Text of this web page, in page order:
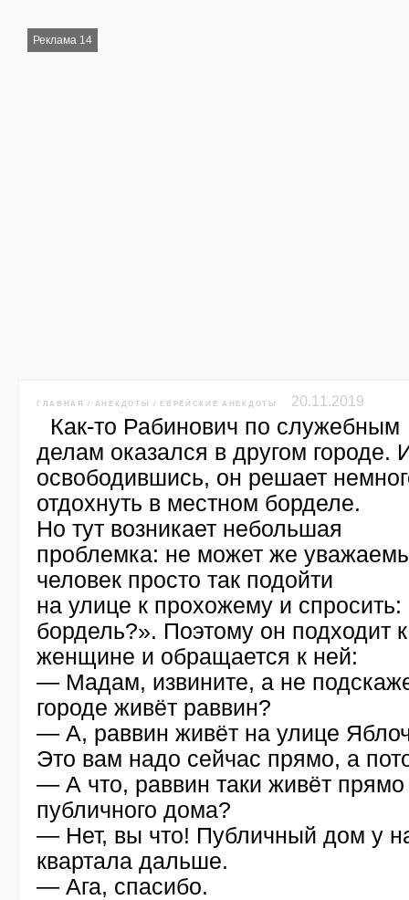
Реклама 14
ГЛАВНАЯ / АНЕКДОТЫ /ЕВРЕЙСКИЕ АНЕКДОТЫ 20.11.2019
Как-то Рабинович по служебным
делам оказался в другом городе.
освободившись, он решает
отдохнуть в местном борделе.
Но тут возникает небольшая
проблемка: не может же
человек просто так подойти
на улице к прохожему и спросить:
бордель?». Поэтому он подходит
женщине и обращается к ней:
— Мадам, извините, а не
городе живёт раввин?
— А, раввин живёт на улице
Это вам надо сейчас прямо, а
— А что, раввин таки живёт прямо
публичного дома?
— Нет, вы что! Публичный дом у
квартала дальше.
— Ага, спасибо.